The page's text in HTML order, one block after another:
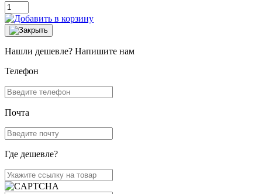
Нашли дешевле? Напишите нам
Телефон
Почта
Где дешевле?